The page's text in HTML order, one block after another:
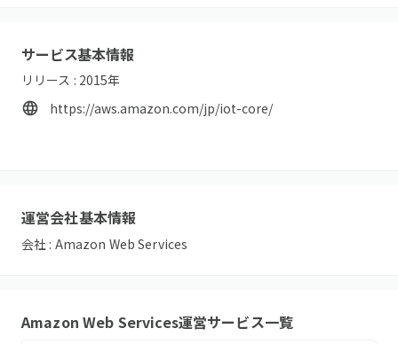
サービス基本情報
リリース : 2015年
https://aws.amazon.com/jp/iot-core/
運営会社基本情報
会社 : Amazon Web Services
Amazon Web Services運営サービス一覧